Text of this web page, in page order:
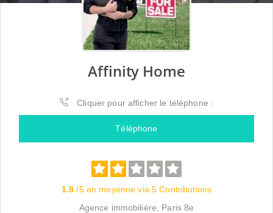
Affinity Home
Cliquer pour afficher le téléphone :
Téléphone
1.8 /5 en moyenne via 5 Contributions
Agence immobilière, Paris 8e